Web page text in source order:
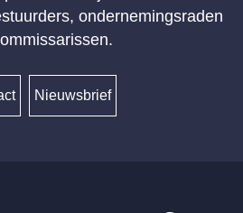
ondernemingsraden
Nieuwsbrief